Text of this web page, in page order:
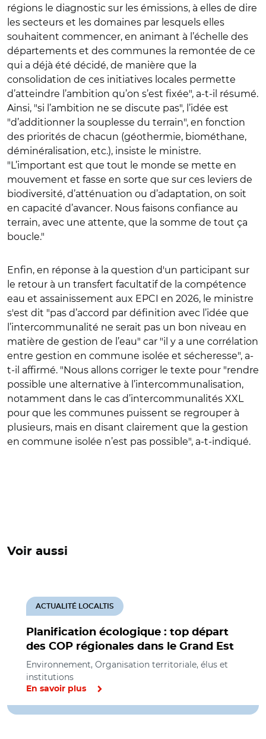
régions le diagnostic sur les émissions, à elles de dire
les secteurs et les domaines par lesquels elles
souhaitent commencer, en animant à l’échelle des
départements et des communes la remontée de ce
qui a déjà été décidé, de manière que la
consolidation de ces initiatives locales permette
d’atteindre l’ambition qu’on s’est fixée", a-t-il résumé.
Ainsi, "si l’ambition ne se discute pas", l’idée est
"d’additionner la souplesse du terrain", en fonction
des priorités de chacun (géothermie, biométhane,
déminéralisation, etc.), insiste le ministre.
"L’important est que tout le monde se mette en
mouvement et fasse en sorte que sur ces leviers de
biodiversité, d’atténuation ou d’adaptation, on soit
en capacité d’avancer. Nous faisons confiance au
terrain, avec une attente, que la somme de tout ça
boucle."
Enfin, en réponse à la question d'un participant sur
le retour à un transfert facultatif de la compétence
eau et assainissement aux EPCI en 2026, le ministre
s'est dit "pas d’accord par définition avec l’idée que
l’intercommunalité ne serait pas un bon niveau en
matière de gestion de l’eau" car "il y a une corrélation
entre gestion en commune isolée et sécheresse", a-
t-il affirmé. "Nous allons corriger le texte pour "rendre
possible une alternative à l’intercommunalisation,
notamment dans le cas d’intercommunalités XXL
pour que les communes puissent se regrouper à
plusieurs, mais en disant clairement que la gestion
en commune isolée n’est pas possible", a-t-indiqué.
Voir aussi
Planification écologique : top départ
des COP régionales dans le Grand Est
ACTUALITÉ LOCALTIS
Environnement, Organisation territoriale, élus et
institutions
En savoir plus